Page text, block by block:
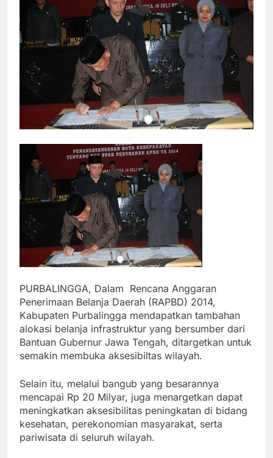
PURBALINGGA, Dalam Rencana Anggaran
Penerimaan Belanja Daerah (RAPBD) 2014,
Kabupaten Purbalingga mendapatkan tambahan
alokasi belanja infrastruktur yang bersumber dari
Bantuan Gubernur Jawa Tengah, ditargetkan untuk
semakin membuka aksesibiltas wilayah.
Selain itu, melalui bangub yang besarannya
mencapai Rp 20 Milyar, juga menargetkan dapat
meningkatkan aksesibilitas peningkatan di bidang
kesehatan, perekonomian masyarakat, serta
pariwisata di seluruh wilayah.